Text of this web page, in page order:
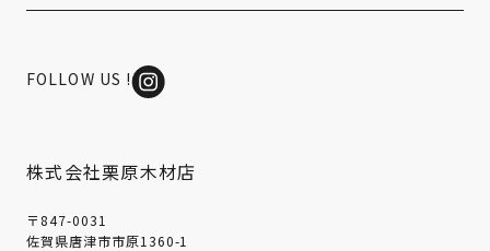
FOLLOW US !
株式会社栗原木材店
〒847-0031
佐賀県唐津市市原1360-1